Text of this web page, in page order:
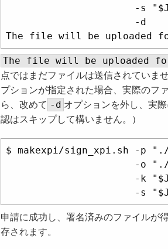
-s
                      -d
The file will be uploaded
点ではまだファイルは送信されていま
プションが指定された場合、実際のフ
ら、改めて -d オプションを外し、実
認はスキップして構いません。）
$ makexpi/sign_xpi.sh -p
-o
-k
申請に成功し、署名済みのファイルが
存されます。